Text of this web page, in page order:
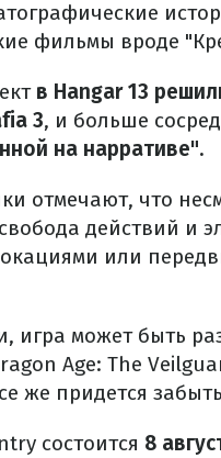
фильмы вроде
в Hangar 13
3, и больше
на нарративе".
отмечают, что
действий и
или
игра может быть
Age: The
же придется
состоится 8